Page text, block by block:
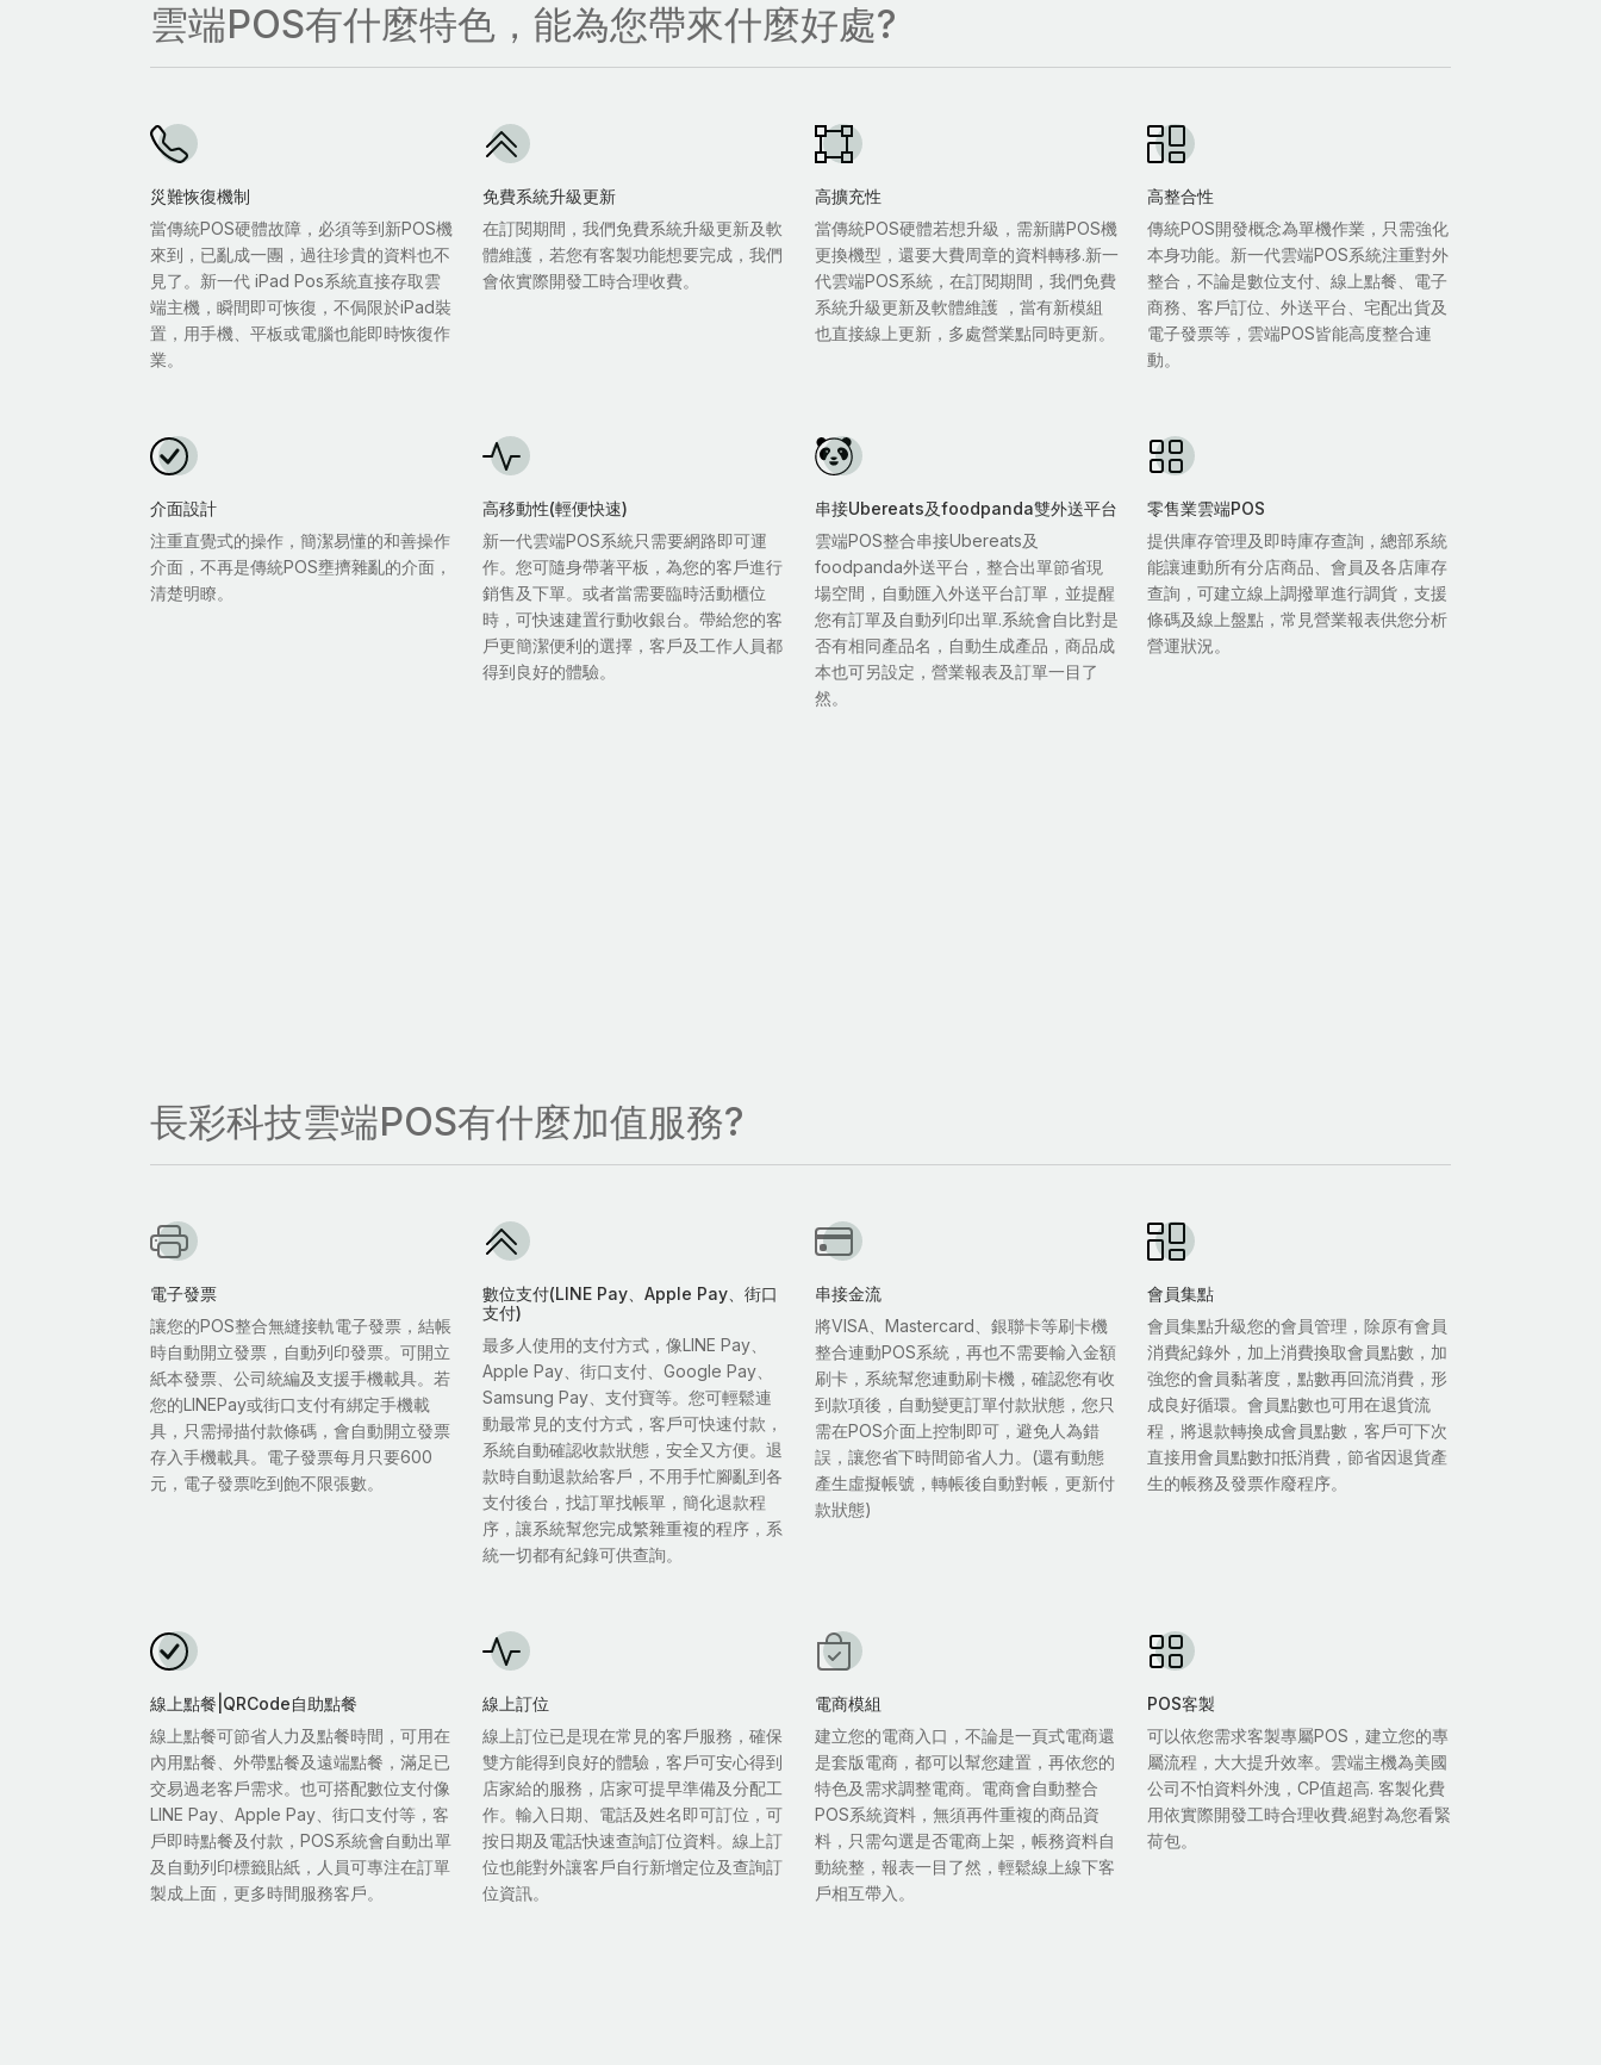
雲端POS有什麼特色，能為您帶來什麼好處?
災難恢復機制
當傳統POS硬體故障，必須等到新POS機
來到，已亂成一團，過往珍貴的資料也不
見了。新一代 iPad Pos系統直接存取雲
端主機，瞬間即可恢復，不侷限於iPad裝
置，用手機、平板或電腦也能即時恢復作
業。
免費系統升級更新
在訂閱期間，我們免費系統升級更新及軟
體維護，若您有客製功能想要完成，我們
會依實際開發工時合理收費。
高擴充性
當傳統POS硬體若想升級，需新購POS機
更換機型，還要大費周章的資料轉移.新一
代雲端POS系統，在訂閱期間，我們免費
系統升級更新及軟體維護 ，當有新模組
也直接線上更新，多處營業點同時更新。
高整合性
傳統POS開發概念為單機作業，只需強化
本身功能。新一代雲端POS系統注重對外
整合，不論是數位支付、線上點餐、電子
商務、客戶訂位、外送平台、宅配出貨及
電子發票等，雲端POS皆能高度整合連
動。
介面設計
注重直覺式的操作，簡潔易懂的和善操作
介面，不再是傳統POS壅擠雜亂的介面，
清楚明瞭。
高移動性(輕便快速)
新一代雲端POS系統只需要網路即可運
作。您可隨身帶著平板，為您的客戶進行
銷售及下單。或者當需要臨時活動櫃位
時，可快速建置行動收銀台。帶給您的客
戶更簡潔便利的選擇，客戶及工作人員都
得到良好的體驗。
串接Ubereats及foodpanda雙外送平台
雲端POS整合串接Ubereats及
foodpanda外送平台，整合出單節省現
場空間，自動匯入外送平台訂單，並提醒
您有訂單及自動列印出單.系統會自比對是
否有相同產品名，自動生成產品，商品成
本也可另設定，營業報表及訂單一目了
然。
零售業雲端POS
提供庫存管理及即時庫存查詢，總部系統
能讓連動所有分店商品、會員及各店庫存
查詢，可建立線上調撥單進行調貨，支援
條碼及線上盤點，常見營業報表供您分析
營運狀況。
長彩科技雲端POS有什麼加值服務?
電子發票
讓您的POS整合無縫接軌電子發票，結帳
時自動開立發票，自動列印發票。可開立
紙本發票、公司統編及支援手機載具。若
您的LINEPay或街口支付有綁定手機載
具，只需掃描付款條碼，會自動開立發票
存入手機載具。電子發票每月只要600
元，電子發票吃到飽不限張數。
數位支付(LINE Pay、Apple Pay、街口
支付)
最多人使用的支付方式，像LINE Pay、
Apple Pay、街口支付、Google Pay、
Samsung Pay、支付寶等。您可輕鬆連
動最常見的支付方式，客戶可快速付款，
系統自動確認收款狀態，安全又方便。退
款時自動退款給客戶，不用手忙腳亂到各
支付後台，找訂單找帳單，簡化退款程
序，讓系統幫您完成繁雜重複的程序，系
統一切都有紀錄可供查詢。
串接金流
將VISA、Mastercard、銀聯卡等刷卡機
整合連動POS系統，再也不需要輸入金額
刷卡，系統幫您連動刷卡機，確認您有收
到款項後，自動變更訂單付款狀態，您只
需在POS介面上控制即可，避免人為錯
誤，讓您省下時間節省人力。(還有動態
產生虛擬帳號，轉帳後自動對帳，更新付
款狀態)
會員集點
會員集點升級您的會員管理，除原有會員
消費紀錄外，加上消費換取會員點數，加
強您的會員黏著度，點數再回流消費，形
成良好循環。會員點數也可用在退貨流
程，將退款轉換成會員點數，客戶可下次
直接用會員點數扣抵消費，節省因退貨產
生的帳務及發票作廢程序。
線上點餐|QRCode自助點餐
線上點餐可節省人力及點餐時間，可用在
內用點餐、外帶點餐及遠端點餐，滿足已
交易過老客戶需求。也可搭配數位支付像
LINE Pay、Apple Pay、街口支付等，客
戶即時點餐及付款，POS系統會自動出單
及自動列印標籤貼紙，人員可專注在訂單
製成上面，更多時間服務客戶。
線上訂位
線上訂位已是現在常見的客戶服務，確保
雙方能得到良好的體驗，客戶可安心得到
店家給的服務，店家可提早準備及分配工
作。輸入日期、電話及姓名即可訂位，可
按日期及電話快速查詢訂位資料。線上訂
位也能對外讓客戶自行新增定位及查詢訂
位資訊。
電商模組
建立您的電商入口，不論是一頁式電商還
是套版電商，都可以幫您建置，再依您的
特色及需求調整電商。電商會自動整合
POS系統資料，無須再件重複的商品資
料，只需勾選是否電商上架，帳務資料自
動統整，報表一目了然，輕鬆線上線下客
戶相互帶入。
POS客製
可以依您需求客製專屬POS，建立您的專
屬流程，大大提升效率。雲端主機為美國
公司不怕資料外洩，CP值超高. 客製化費
用依實際開發工時合理收費.絕對為您看緊
荷包。